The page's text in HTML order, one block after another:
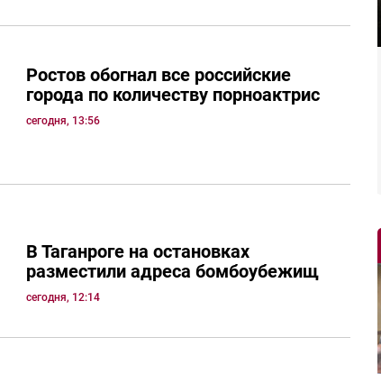
Ростов обогнал все российские
города по количеству порноактрис
сегодня, 13:56
В Таганроге на остановках
разместили адреса бомбоубежищ
сегодня, 12:14